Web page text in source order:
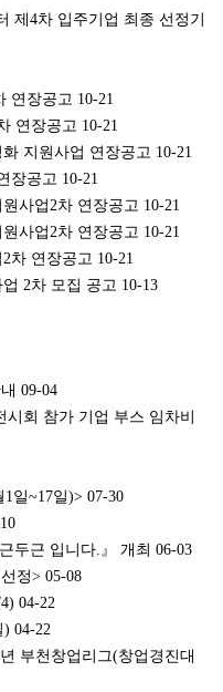
제4차 입주기업 최종 선정기
연장공고 10-21
연장공고 10-21
지원사업 연장공고 10-21
장공고 10-21
사업2차 연장공고 10-21
사업2차 연장공고 10-21
차 연장공고 10-21
2차 모집 공고 10-13
09-04
시회 참가 기업 부스 임차비
일~17일)> 07-30
두근 입니다.』 개최 06-03
정> 05-08
04-22
) 04-22
부천창업리그(창업경진대